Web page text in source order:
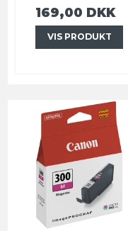
169,00 DKK
VIS PRODUKT